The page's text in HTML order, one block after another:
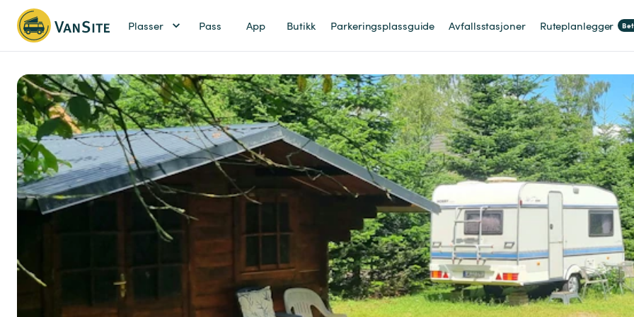
Plasser Pass App Butikk Parkeringsplassguide Avfallsstasjoner Ruteplanlegger